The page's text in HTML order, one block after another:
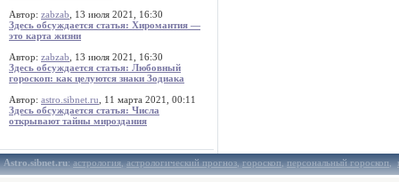
Автор: zabzab , 13 июля 2021, 16:30
Здесь обсуждается статья: Хиромантия —
это карта жизни
Автор: zabzab , 13 июля 2021, 16:30
Здесь обсуждается статья: Любовный
гороскоп: как целуются знаки Зодиака
Автор: astro.sibnet.ru , 11 марта 2021, 00:11
Здесь обсуждается статья: Числа
открывают тайны мироздания
Astro.sibnet.ru:астрология,астрологический прогноз,гороскоп,персональный гороскоп,